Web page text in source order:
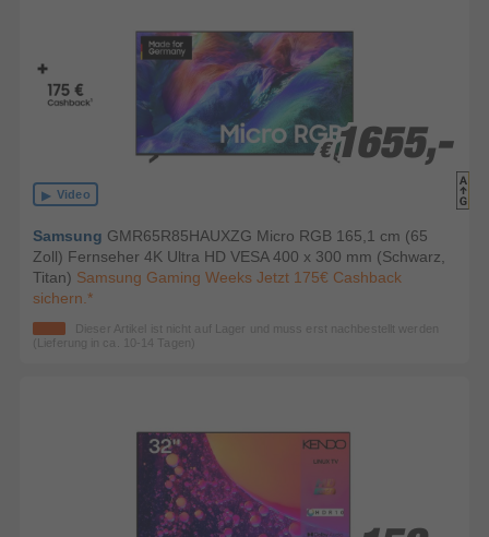
Video
€ 1655,-
€ 1655,-
Samsung GMR65R85HAUXZG Micro RGB 165,1 cm (65
Zoll) Fernseher 4K Ultra HD VESA 400 x 300 mm (Schwarz,
Titan) Samsung Gaming Weeks Jetzt 175€ Cashback
sichern.*
Dieser Artikel ist nicht auf Lager und muss erst nachbestellt werden
(Lieferung in ca. 10-14 Tagen)